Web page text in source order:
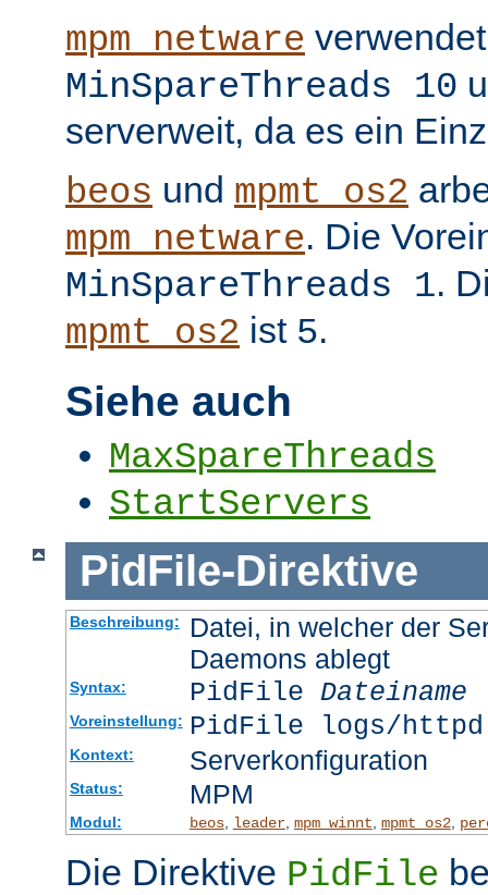
mpm_netware
MinSpareThreads 10
serverweit, da es ein
beos und mpmt_os2
mpm_netware. Die
MinSpareThreads 1.
mpmt_os2 ist 5.
Siehe auch
MaxSpareThreads
StartServers
PidFile-Direktive
Beschreibung:
Datei, in welcher der
Daemons ablegt
Syntax: PidFile Dateiname
Voreinstellung: PidFile logs/
Kontext: Serverkonfiguration
Status: MPM
Modul: beos, leader, mpm_winnt mpmt_os2,
Die Direktive PidFile